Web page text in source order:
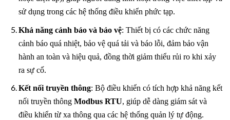
sử dụng trong các hệ thống điều khiển phức tạp.
Khả năng cảnh báo và bảo vệ: Thiết bị có các chức năng
cảnh báo quá nhiệt, bảo vệ quá tải và báo lỗi, đảm bảo vận
hành an toàn và hiệu quả, đồng thời giảm thiểu rủi ro khi xảy
ra sự cố.
Kết nối truyền thông: Bộ điều khiển có tích hợp khả năng kết
nối truyền thông Modbus RTU, giúp dễ dàng giám sát và
điều khiển từ xa thông qua các hệ thống quản lý tự động.